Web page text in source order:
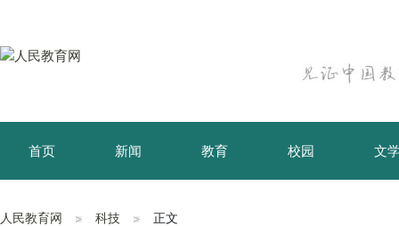
首页 新闻 教育 校园 文
育儿 资讯
人民教育网 科技 正文